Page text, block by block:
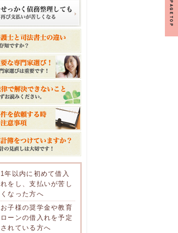
1年以内に初めて借入
れをし、支払いが苦し
くなった方へ
お子様の奨学金や教育
ローンの借入れを予定
されている方へ